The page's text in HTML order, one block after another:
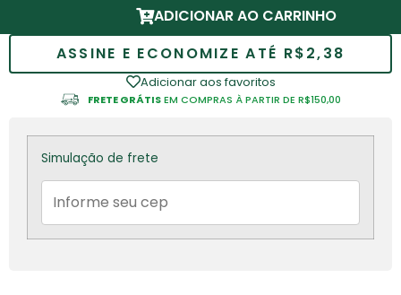
ADICIONAR AO CARRINHO
ASSINE E ECONOMIZE ATÉ R$2,38
Adicionar aos favoritos
FRETE GRÁTISEM COMPRAS À PARTIR DE R$150,00
Simulação de frete